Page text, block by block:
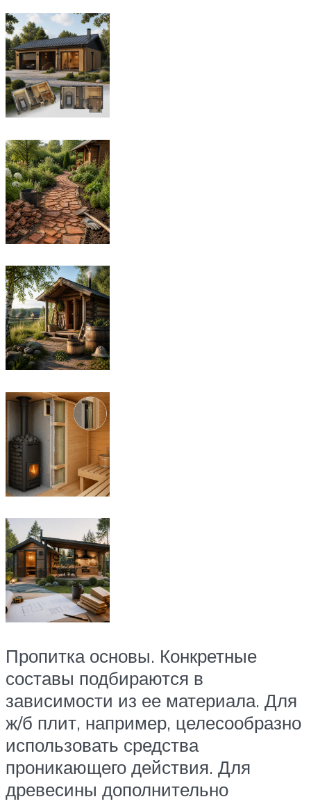
Пропитка основы. Конкретные
составы подбираются в
зависимости из ее материала. Для
ж/б плит, например, целесообразно
использовать средства
проникающего действия. Для
древесины дополнительно